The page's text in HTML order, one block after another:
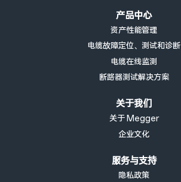
产品中心
资产性能管理
电缆故障定位、测试和诊断
电缆在线监测
断路器测试解决方案
关于我们
关于 Megger
企业文化
服务与支持
隐私政策